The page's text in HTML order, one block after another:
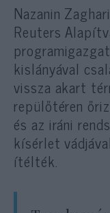
Nazanin
Reuters
kislányával
vissza akart
repülőtéren
és az iráni
kísérlet
ítélték.